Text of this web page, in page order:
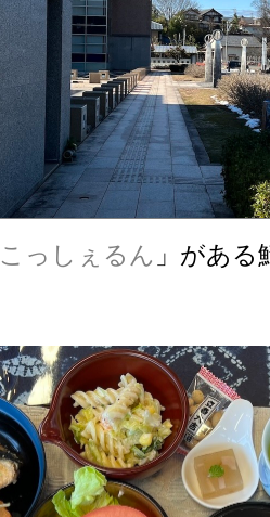
こっしぇるん 」がある